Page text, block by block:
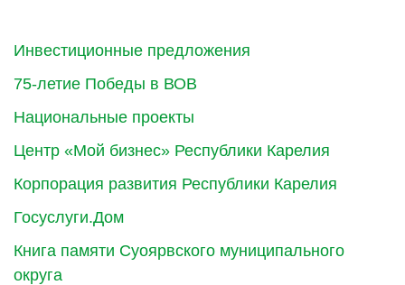
Инвестиционные предложения
75-летие Победы в ВОВ
Национальные проекты
Центр «Мой бизнес» Республики Карелия
Корпорация развития Республики Карелия
Госуслуги.Дом
Книга памяти Суоярвского муниципального
округа